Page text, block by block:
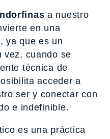
a nuestro
en una
ya que es un
vez, cuando se
técnica de
acceder a
ser y conectar con
e indefinible.
es una práctica